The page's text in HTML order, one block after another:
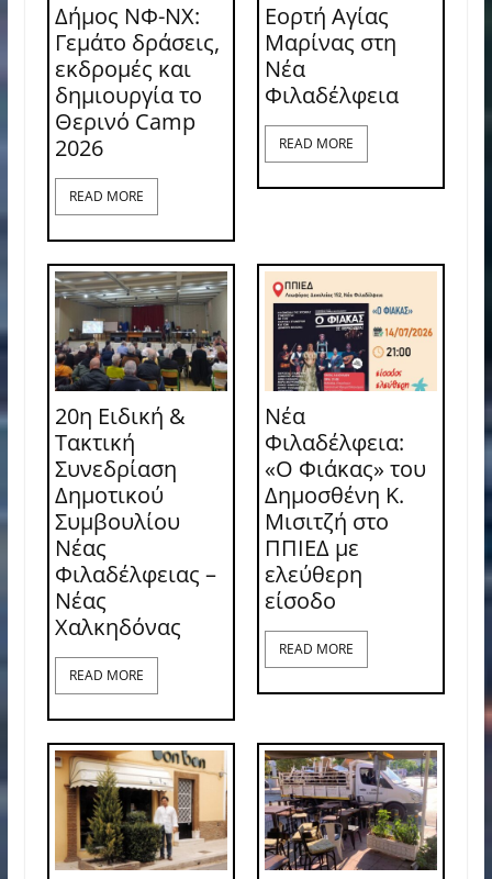
Δήμος ΝΦ-ΝΧ:
Γεμάτο δράσεις,
εκδρομές και
δημιουργία το
Θερινό Camp
2026
READ MORE
Εορτή Αγίας
Μαρίνας στη
Νέα
Φιλαδέλφεια
READ MORE
20η Ειδική &
Τακτική
Συνεδρίαση
Δημοτικού
Συμβουλίου
Νέας
Φιλαδέλφειας –
Νέας
Χαλκηδόνας
READ MORE
Νέα
Φιλαδέλφεια:
«Ο Φιάκας» του
Δημοσθένη Κ.
Μισιτζή στο
ΠΠΙΕΔ με
ελεύθερη
είσοδο
READ MORE